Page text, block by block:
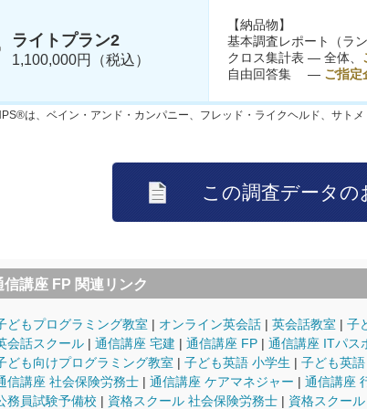
ライトプラン2
1,100,000円（税込）
【納品物】
基本調査レポート（ラ
クロス集計表 ― 全体、
自由回答集 ― ご指定
は、ベイン・アンド・カンパニー、フレッド・ライクヘルド、サトメ
信講座 FP 関連リンク
どもプログラミング教室 オンライン英会話 英会話教室 子
会話スクール
通信講座 宅建 通信講座 FP 通信講座 ITパス
ども向けプログラミング教室
子ども英語 小学生 子ども英語
信講座 社会保険労務士
通信講座 ケアマネジャー 通信講座
務員試験予備校
資格スクール 社会保険労務士 資格スクー